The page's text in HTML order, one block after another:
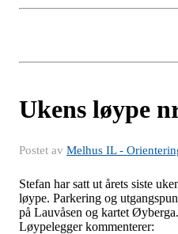
Ukens løype
Postet av Melhus IL -
Stefan har satt ut årets siste
løype. Parkering og
på Lauvåsen og kartet Øyberga.
Løypelegger kommenterer: